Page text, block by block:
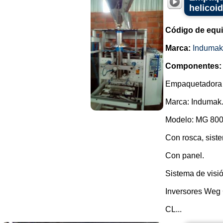
Código de
Marca: Indumak
Componentes:
Marca: Indumak.
Modelo: MG
Con rosca,
Con panel.
Sistema de
Inversores
CL...